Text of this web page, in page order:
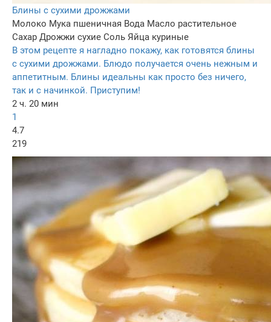
Блины с сухими дрожжами
Молоко Мука пшеничная Вода Масло растительное
Сахар Дрожжи сухие Соль Яйца куриные
В этом рецепте я нагладно покажу, как готовятся блины
с сухими дрожжами. Блюдо получается очень нежным и
аппетитным. Блины идеальны как просто без ничего,
так и с начинкой. Приступим!
2 ч. 20 мин
1
4.7
219